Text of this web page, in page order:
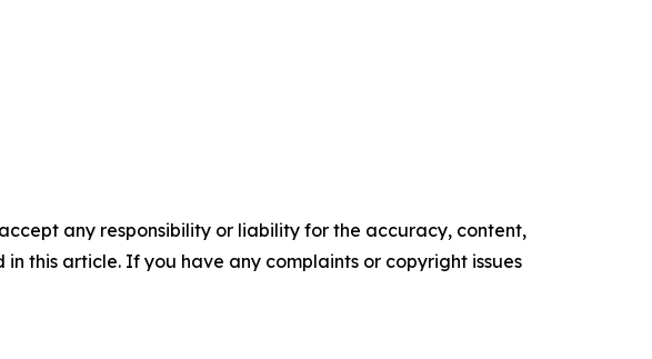
any responsibility or liability for the accuracy, content,
this article. If you have any complaints or copyright issues